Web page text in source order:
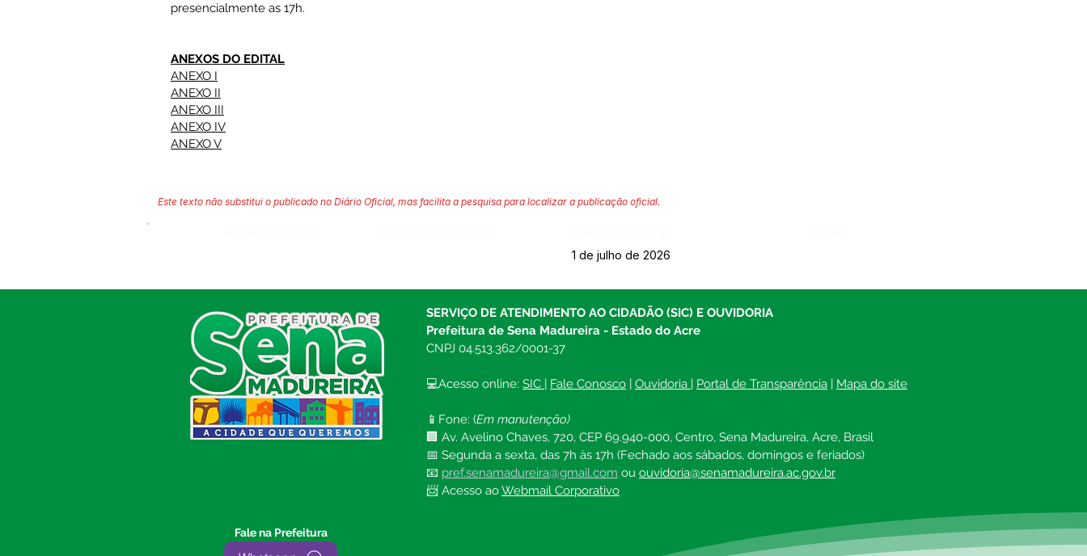
presencialmente as 17h.
ANEXOS DO EDITAL
ANEXO I
ANEXO II
ANEXO III
ANEXO IV
ANEXO V
Este texto não substitui o publicado no Diário Oficial, mas facilita a pesquisa para localizar a publicação oficial.
1 de julho de 2026
CIDADÃO (SIC) E OUVIDORIA
Prefeitura de Sena Madureira
CNPJ 04.513.362/0001-37
Av. Avelino Chaves, n° 720, 69940-
Sena Madureira, Acre, Brasil
SERVIÇO DE ATENDIMENTO AO CIDADÃO (SIC) E OUVIDORIA
Prefeitura de Sena Madureira - Estado do Acre
CNPJ 04.513.362/0001-37
💻Acesso online: SIC | Fale Conosco | Ouvidoria | Portal de Transparência | Mapa do site
📱Fone: (Em manutenção)
🏢 Av. Avelino Chaves, 720, CEP 69.940-000, Centro, Sena Madureira, Acre, Brasil
📅 Segunda a sexta, das 7h às 17h (Fechado aos sábados, domingos e feriados)
📧 pref.senamadureira@gmail.com ou ouvidoria@senamadureira.ac.gov.br
📨 Acesso ao Webmail Corporativo
Fale na Prefeitura